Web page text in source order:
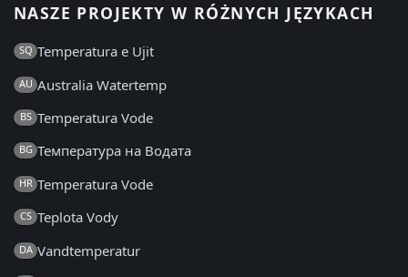
NASZE PROJEKTY W RÓŻNYCH JĘZYKACH
SQ Temperatura e Ujit
AU Australia Watertemp
BS Temperatura Vode
BG Температура на Водата
HR Temperatura Vode
CS Teplota Vody
DA Vandtemperatur